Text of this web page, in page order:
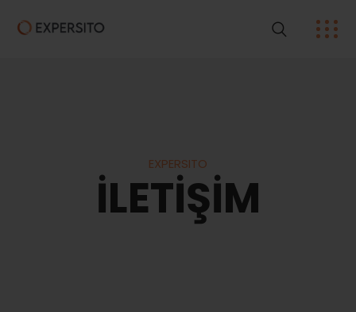
EXPERSITO
İLETİŞİM